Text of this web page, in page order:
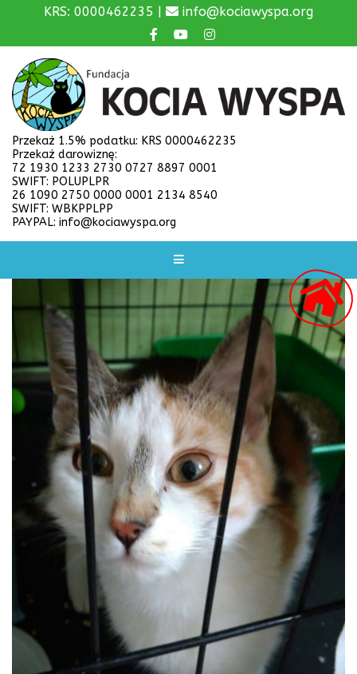
KRS: 0000462235 | info@kociawyspa.org
Przekaż 1.5% podatku: KRS 0000462235
Przekaż darowiznę:
72 1930 1233 2730 0727 8897 0001
SWIFT: POLUPLPR
26 1090 2750 0000 0001 2134 8540
SWIFT: WBKPPLPP
PAYPAL: info@kociawyspa.org